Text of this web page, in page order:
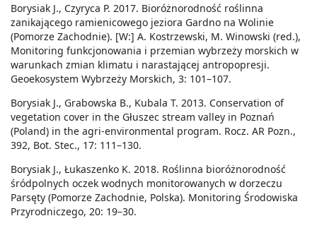
Borysiak J., Czyryca P. 2017. Bioróżnorodność roślinna
zanikającego ramienicowego jeziora Gardno na Wolinie
(Pomorze Zachodnie). [W:] A. Kostrzewski, M. Winowski (red.),
Monitoring funkcjonowania i przemian wybrzeży morskich w
warunkach zmian klimatu i narastającej antropopresji.
Geoekosystem Wybrzeży Morskich, 3: 101–107.
Borysiak J., Grabowska B., Kubala T. 2013. Conservation of
vegetation cover in the Głuszec stream valley in Poznań
(Poland) in the agri-environmental program. Rocz. AR Pozn.,
392, Bot. Stec., 17: 111–130.
Borysiak J., Łukaszenko K. 2018. Roślinna bioróżnorodność
śródpolnych oczek wodnych monitorowanych w dorzeczu
Parsęty (Pomorze Zachodnie, Polska). Monitoring Środowiska
Przyrodniczego, 20: 19–30.